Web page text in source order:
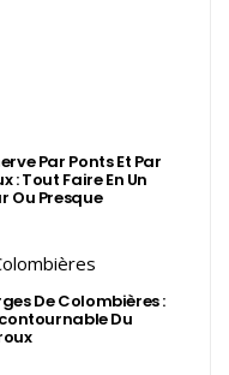
Par Ponts Et Par
: Tout Faire En Un
Ou Presque
De Colombières :
Du